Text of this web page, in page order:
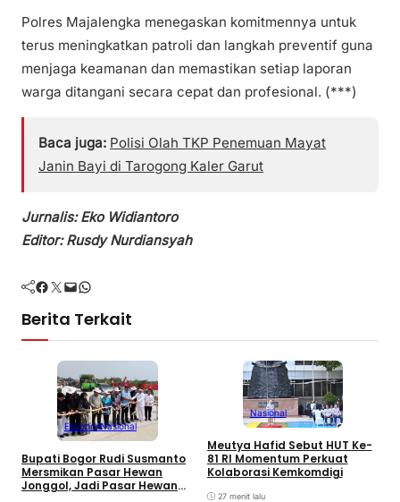
Polres Majalengka menegaskan komitmennya untuk
terus meningkatkan patroli dan langkah preventif guna
menjaga keamanan dan memastikan setiap laporan
warga ditangani secara cepat dan profesional. (***)
Baca juga: Polisi Olah TKP Penemuan Mayat
Janin Bayi di Tarogong Kaler Garut
Jurnalis: Eko Widiantoro
Editor: Rusdy Nurdiansyah
Facebook Twitter Mail WhatsApp
Berita Terkait
EkonomiNasional
Bupati Bogor Rudi Susmanto
Mersmikan Pasar Hewan
Jonggol, Jadi Pasar Hewan
Nasional
Meutya Hafid Sebut HUT Ke-
81 RI Momentum Perkuat
Kolaborasi Kemkomdigi
27 menit lalu